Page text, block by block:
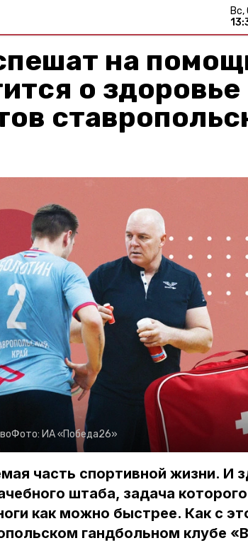
на
о здоровье
Фото: ИА «Победа26»
часть спортивной жизни. И
штаба, задача
как можно быстрее. Как с
гандбольном клубе